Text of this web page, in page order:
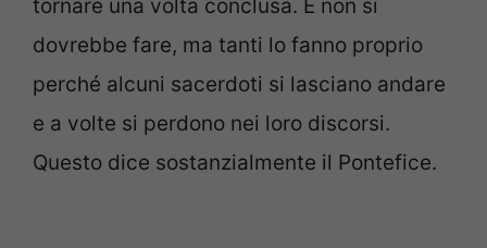
tornare una volta conclusa. E non si
dovrebbe fare, ma tanti lo fanno proprio
perché alcuni sacerdoti si lasciano andare
e a volte si perdono nei loro discorsi.
Questo dice sostanzialmente il Pontefice.